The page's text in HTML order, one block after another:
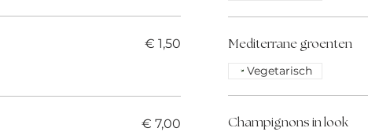
€ 1,50
€ 7,00
Mediterrane groenten
Vegetarisch
Champignons in look